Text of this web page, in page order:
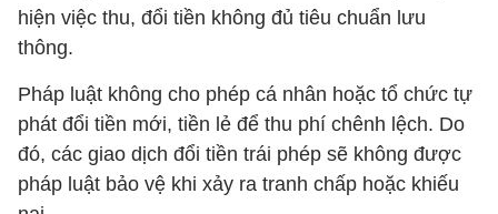
hiện việc thu, đổi tiền không đủ tiêu chuẩn lưu
thông.
Pháp luật không cho phép cá nhân hoặc tổ chức tự
phát đổi tiền mới, tiền lẻ để thu phí chênh lệch. Do
đó, các giao dịch đổi tiền trái phép sẽ không được
pháp luật bảo vệ khi xảy ra tranh chấp hoặc khiếu